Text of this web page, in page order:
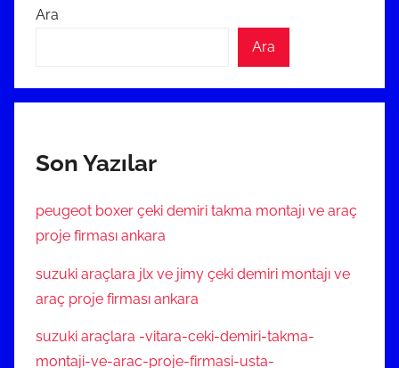
Ara
Ara
Son Yazılar
peugeot boxer çeki demiri takma montajı ve araç
proje firması ankara
suzuki araçlara jlx ve jimy çeki demiri montajı ve
araç proje firması ankara
suzuki araçlara -vitara-ceki-demiri-takma-
montaji-ve-arac-proje-firmasi-usta-